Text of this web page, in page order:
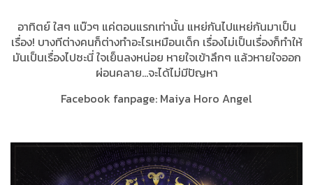
อาทิตย์ ใสๆ แบ๊วๆ แค่ตอนแรกเท่านั้น แหย่กันไปแหย่กันมาเป็น
เรื่อง! บางทีต่างคนก็ต่างทำอะไรเหมือนเด็ก เรื่องไม่เป็นเรื่องก็ทำให้
มันเป็นเรื่องไปซะนี่ ใจเย็นลงหน่อย หายใจเข้าลึกๆ แล้วหายใจออก
ผ่อนคลาย...จะได้ไม่มีปัญหา
Facebook fanpage: Maiya Horo Angel